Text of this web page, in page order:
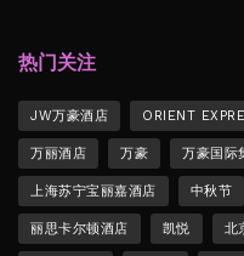
热门关注
JW万豪酒店 ORIENT
万丽酒店 万豪 万豪国际
上海苏宁宝丽嘉酒店 中秋节
丽思卡尔顿酒店 凯悦 北